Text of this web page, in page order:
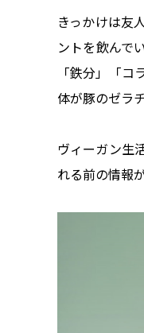
きっかけは友
ントを飲んで
「鉄分」「
体が豚のゼラ
ヴィーガン生
れる前の情報